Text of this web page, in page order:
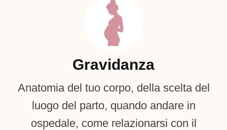
Gravidanza
Anatomia del tuo corpo, della scelta del
luogo del parto, quando andare in
ospedale, come relazionarsi con il